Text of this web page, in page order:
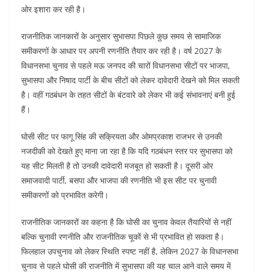
ओर इशारा कर रही है।
राजनीतिक जानकारों के अनुसार सुभासपा पिछले कुछ समय से सामाजिक
समीकरणों के आधार पर अपनी रणनीति तैयार कर रही है। वर्ष 2027 के
विधानसभा चुनाव से पहले मऊ जनपद की चारों विधानसभा सीटों पर भाजपा,
सुभासपा और निषाद पार्टी के बीच सीटों को लेकर दावेदारी देखने को मिल सकती
है। वहीं गठबंधन के तहत सीटों के बंटवारे को लेकर भी कई संभावनाएं बनी हुई
हैं।
घोसी सीट पर फागू सिंह की सक्रियता और ओमप्रकाश राजभर से उनकी
नजदीकी को देखते हुए माना जा रहा है कि यदि गठबंधन स्तर पर सुभासपा को
यह सीट मिलती है तो उनकी दावेदारी मजबूत हो सकती है। दूसरी ओर
समाजवादी पार्टी, बसपा और भाजपा की रणनीति भी इस सीट पर चुनावी
समीकरणों को प्रभावित करेगी।
राजनीतिक जानकारों का कहना है कि घोसी का चुनाव केवल तैयारियों से नहीं
बल्कि चुनावी रणनीति और राजनीतिक चूकों से भी प्रभावित हो सकता है।
फिलहाल उपचुनाव को लेकर स्थिति स्पष्ट नहीं है, लेकिन 2027 के विधानसभा
चुनाव से पहले घोसी की राजनीति में सुभासपा की यह चाल आने वाले समय में